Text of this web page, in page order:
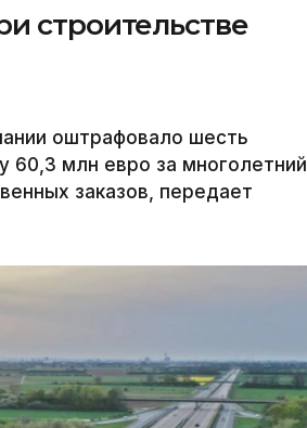
строительстве
оштрафовало шесть
млн евро за многолетний
заказов, передает